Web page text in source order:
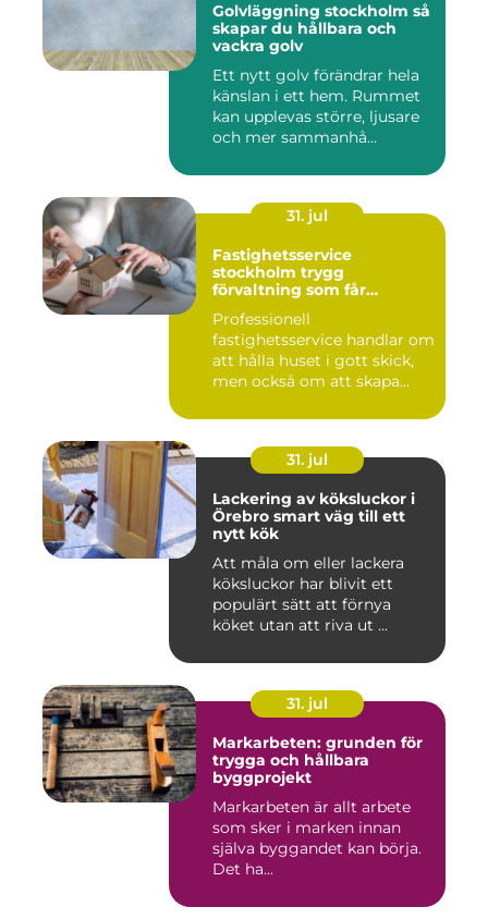
Golvläggning stockholm så
skapar du hållbara och
vackra golv
Ett nytt golv förändrar hela
känslan i ett hem. Rummet
kan upplevas större, ljusare
och mer sammanhå...
31. jul
Fastighetsservice
stockholm trygg
förvaltning som får
Professionell
fastighetsservice handlar om
att hålla huset i gott skick,
men också om att skapa
31. jul
Lackering av köksluckor i
Örebro smart väg till ett
nytt kök
Att måla om eller lackera
köksluckor har blivit ett
populärt sätt att förnya
köket utan att riva ut ...
31. jul
Markarbeten: grunden för
trygga och hållbara
byggprojekt
Markarbeten är allt arbete
som sker i marken innan
själva byggandet kan börja.
Det ha...